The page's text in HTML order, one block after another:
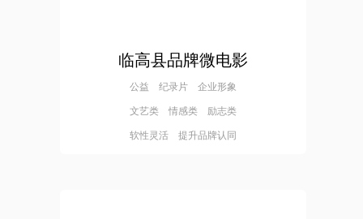
临高县品牌微电影
公益 纪录片 企业形象
文艺类 情感类 励志类
软性灵活 提升品牌认同